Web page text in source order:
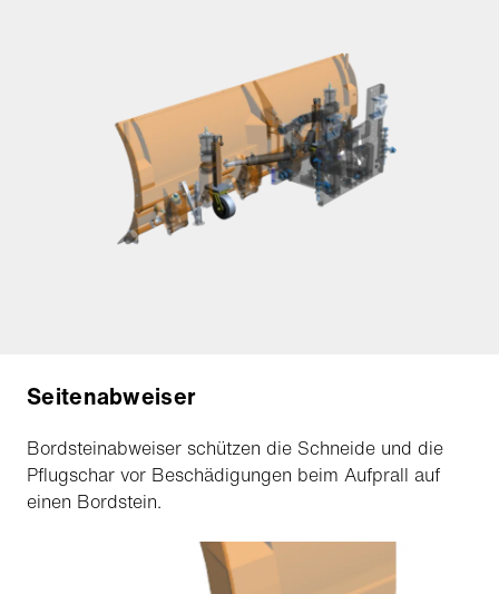
Seitenabweiser
Bordsteinabweiser schützen die Schneide und die
Pflugschar vor Beschädigungen beim Aufprall auf
einen Bordstein.